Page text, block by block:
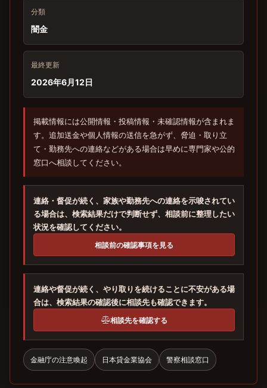
分類
闇金
最終更新
2026年6月12日
掲載情報には公開情報・投稿情報・未確認情報が含まれま
す。追加送金や個人情報の送信を急がず、脅迫・取り立
て・勤務先への連絡などがある場合は早めに専門家や公的
窓口へ相談してください。
連絡・督促が続く、家族や勤務先への連絡を示唆されてい
る場合は、検索結果だけで判断せず、相談前に整理したい
状況を確認してください。
相談前の確認事項を見る
連絡や督促が続く、やり取りを続けることに不安がある場
合は、検索結果の確認後に相談先も確認できます。
相談先を確認する
金融庁の注意喚起 日本貸金業協会 警察相談窓口